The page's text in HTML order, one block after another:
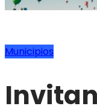
Municipios